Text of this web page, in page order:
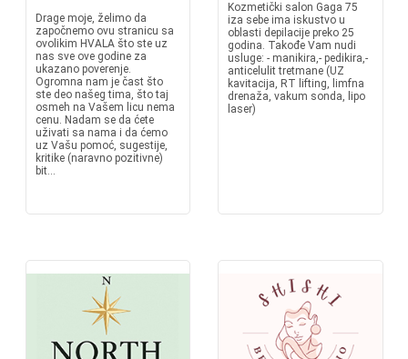
Drage moje, želimo da
započnemo ovu stranicu sa
ovolikim HVALA što ste uz
nas sve ove godine za
ukazano poverenje.
Ogromna nam je čast što
ste deo našeg tima, što taj
osmeh na Vašem licu nema
cenu. Nadam se da ćete
uživati sa nama i da ćemo
uz Vašu pomoć, sugestije,
kritike (naravno pozitivne)
bit...
Kozmetički salon Gaga 75
iza sebe ima iskustvo u
oblasti depilacije preko 25
godina. Takođe Vam nudi
usluge: - manikira,- pedikira,-
anticelulit tretmane (UZ
kavitacija, RT lifting, limfna
drenaža, vakum sonda, lipo
laser)